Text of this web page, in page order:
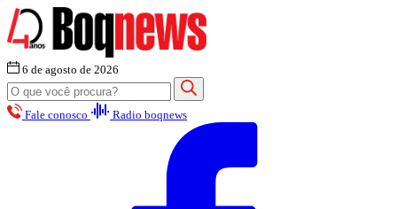
6 de agosto de 2026
Fale conosco Radio boqnews